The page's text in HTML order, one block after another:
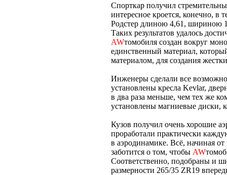
Спорткар получил
интересное кроется, конечно, в
Родстер длиною 4,61, шириною
Таких результатов удалось
AWтомобиля создан вокруг
единственный материал,
материалом, для создания
Инженеры сделали все
установлены кресла Kevlar,
в два раза меньше, чем тех же
установлены магниевые диски,
Кузов получил очень хорошие
проработали практически
в аэродинамике. Всё, начиная
заботится о том, чтобы AW
Соответственно, подобраны и
размерности 265/35 ZR19